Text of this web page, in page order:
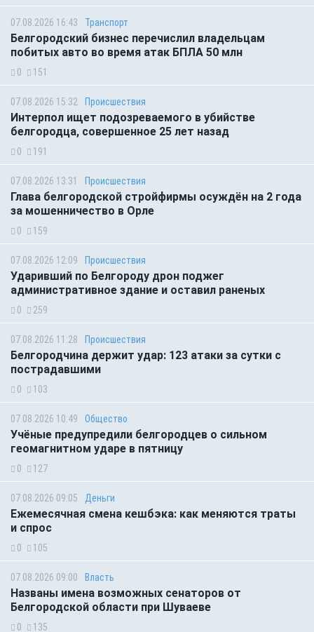
07.08.2026 16:43 Транспорт
Белгородский бизнес перечислил владельцам
побитых авто во время атак БПЛА 50 млн
0 151
07.08.2026 15:32 Происшествия
Интерпол ищет подозреваемого в убийстве
белгородца, совершенное 25 лет назад
0 191
07.08.2026 13:31 Происшествия
Глава белгородской стройфирмы осуждён на 2 года
за мошенничество в Орле
0 159
07.08.2026 12:09 Происшествия
Ударивший по Белгороду дрон поджег
административное здание и оставил раненых
0 259
07.08.2026 11:28 Происшествия
Белгородчина держит удар: 123 атаки за сутки с
пострадавшими
0 103
07.08.2026 10:49 Общество
Учёные предупредили белгородцев о сильном
геомагнитном ударе в пятницу
0 127
07.08.2026 09:05 Деньги
Ежемесячная смена кешбэка: как меняются траты
и спрос
0 105
07.08.2026 09:00 Власть
Названы имена возможных сенаторов от
Белгородской области при Шуваеве
0 135